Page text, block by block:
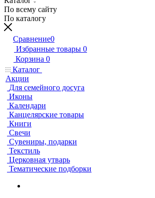
По всему сайту
По каталогу
Сравнение0
Избранные товары 0
Корзина 0
Каталог
Акции
Для семейного досуга
Иконы
Календари
Канцелярские товары
Книги
Свечи
Сувениры, подарки
Текстиль
Церковная утварь
Тематические подборки